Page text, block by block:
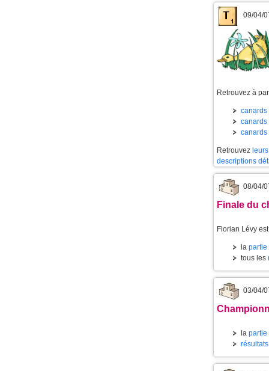
09/04/
Retrouvez à
canards
canards
canards
Retrouvez
descriptions
08/04/
Finale du
Florian Lévy
la partie
tous les
03/04/
la partie